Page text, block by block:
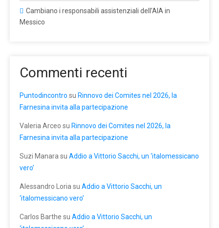
Cambiano i responsabili assistenziali dell’AIA in
Messico
Commenti recenti
Puntodincontro su Rinnovo dei Comites nel 2026, la
Farnesina invita alla partecipazione
Valeria Arceo su Rinnovo dei Comites nel 2026, la
Farnesina invita alla partecipazione
Suzi Manara su Addio a Vittorio Sacchi, un ‘italomessicano
vero’
Alessandro Loria su Addio a Vittorio Sacchi, un
‘italomessicano vero’
Carlos Barthe su Addio a Vittorio Sacchi, un